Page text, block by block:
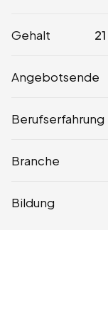
Gehalt 21
Angebotsende
Berufserfahrung
Branche
Bildung